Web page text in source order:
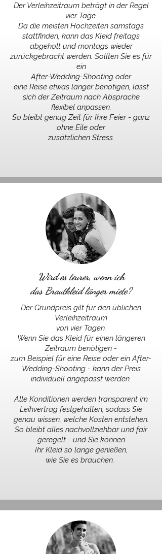
Der Verleihzeitraum beträgt in der Regel
vier Tage.
Da die meisten Hochzeiten samstags
stattfinden, kann das Kleid freitags
abgeholt und montags wieder
zurückgebracht werden. Sollten Sie es für
ein
After-Wedding-Shooting oder
eine Reise etwas länger benötigen, lässt
sich der Zeitraum nach Absprache
flexibel anpassen.
So bleibt genug Zeit für Ihre Feier - ganz
ohne Eile oder
zusätzlichen Stress.
Wird es teurer, wenn ich
das Brautkleid länger miete?
Der Grundpreis gilt für den üblichen
Verleihzeitraum
von vier Tagen.
Wenn Sie das Kleid für einen längeren
Zeitraum benötigen -
zum Beispiel für eine Reise oder ein After-
Wedding-Shooting - kann der Preis
individuell angepasst werden.
Alle Konditionen werden transparent im
Leihvertrag festgehalten, sodass Sie
genau wissen, welche Kosten entstehen.
So bleibt alles nachvollziehbar und fair
geregelt - und Sie können
Ihr Kleid so lange genießen,
wie Sie es brauchen.